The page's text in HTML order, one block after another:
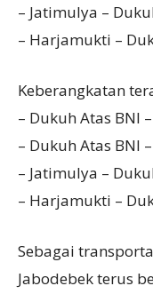
– Jatimulya –
– Harjamukti –
Keberangkatan
– Dukuh Atas BNI
– Dukuh Atas BNI
– Jatimulya –
– Harjamukti –
Sebagai
Jabodebek terus